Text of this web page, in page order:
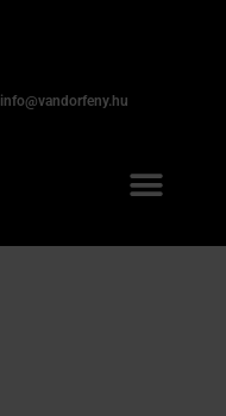
info@vandorfeny.hu